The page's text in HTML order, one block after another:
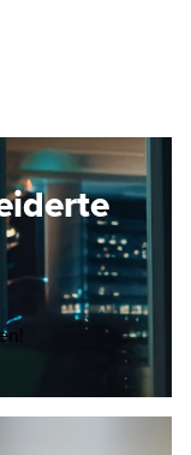
Opens in a new